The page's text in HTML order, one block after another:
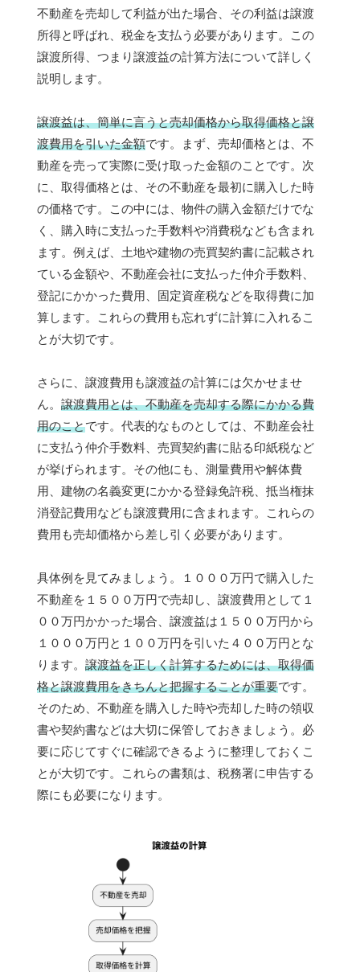
不動産を売却して利益が出た場合、その利益は譲渡
所得と呼ばれ、税金を支払う必要があります。この
譲渡所得、つまり譲渡益の計算方法について詳しく
説明します。
譲渡益は、簡単に言うと売却価格から取得価格と譲
渡費用を引いた金額です。まず、売却価格とは、不
動産を売って実際に受け取った金額のことです。次
に、取得価格とは、その不動産を最初に購入した時
の価格です。この中には、物件の購入金額だけでな
く、購入時に支払った手数料や消費税なども含まれ
ます。例えば、土地や建物の売買契約書に記載され
ている金額や、不動産会社に支払った仲介手数料、
登記にかかった費用、固定資産税などを取得費に加
算します。これらの費用も忘れずに計算に入れるこ
とが大切です。
さらに、譲渡費用も譲渡益の計算には欠かせませ
ん。 譲渡費用とは、不動産を売却する際にかかる費
用のことです。代表的なものとしては、不動産会社
に支払う仲介手数料、売買契約書に貼る印紙税など
が挙げられます。その他にも、測量費用や解体費
用、建物の名義変更にかかる登録免許税、抵当権抹
消登記費用なども譲渡費用に含まれます。これらの
費用も売却価格から差し引く必要があります。
具体例を見てみましょう。１０００万円で購入した
不動産を１５００万円で売却し、譲渡費用として１
００万円かかった場合、譲渡益は１５００万円から
１０００万円と１００万円を引いた４００万円とな
ります。 譲渡益を正しく計算するためには、取得価
格と譲渡費用をきちんと把握することが重要です。
そのため、不動産を購入した時や売却した時の領収
書や契約書などは大切に保管しておきましょう。必
要に応じてすぐに確認できるように整理しておくこ
とが大切です。これらの書類は、税務署に申告する
際にも必要になります。